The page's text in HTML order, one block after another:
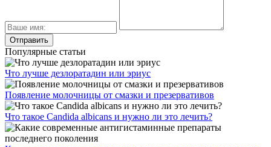
Популярные статьи
Что лучше дезлоратадин или эриус
Появление молочницы от смазки и презервативов
Что такое Candida albicans и нужно ли это лечить?